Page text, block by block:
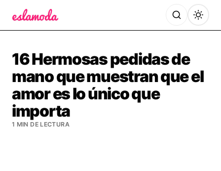
16 Hermosas pedidas de
mano que muestran que el
amor es lo único que
importa
1 MIN DE LECTURA